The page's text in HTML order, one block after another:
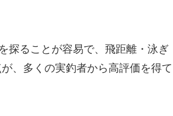
探ることが容易で、飛距離・泳ぎ
、多くの実釣者から高評価を得て